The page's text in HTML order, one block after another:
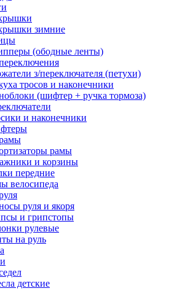
зимние
(ободные ленты)
з/переключателя (петухи)
тросов и наконечники
(шифтер + ручка тормоза)
и наконечники
рамы
и корзины
передние
велосипеда
руля и якоря
и грипстопы
рулевые
на руль
детские